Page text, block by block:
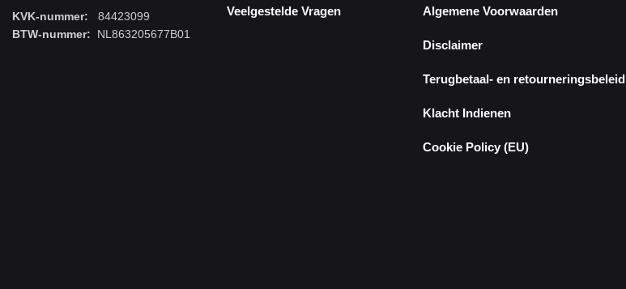
KVK-nummer: 84423099
BTW-nummer: NL863205677B01
Veelgestelde Vragen Algemene Voorwaarden
Disclaimer
Terugbetaal- en retourneringsbeleid
Klacht Indienen
Cookie Policy (EU)